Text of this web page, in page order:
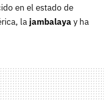
en el estado de
la jambalayay ha